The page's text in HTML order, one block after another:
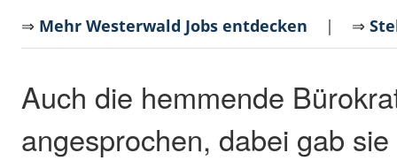
⇒ Mehr Westerwald Jobs entdecken | ⇒
Auch die hemmende
angesprochen, dabei gab